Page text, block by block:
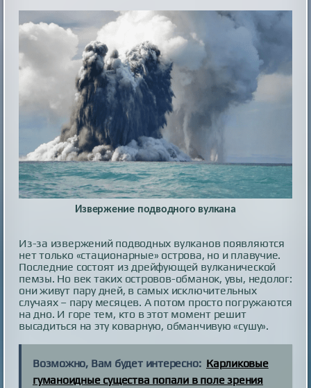
Извержение подводного вулкана
Из-за извержений подводных вулканов появляются
нет только «стационарные» острова, но и плавучие.
Последние состоят из дрейфующей вулканической
пемзы. Но век таких островов-обманок, увы, недолог:
они живут пару дней, в самых исключительных
случаях – пару месяцев. А потом просто погружаются
на дно. И горе тем, кто в этот момент решит
высадиться на эту коварную, обманчивую «сушу».
Возможно, Вам будет интересно: Карликовые
гуманоидные существа попали в поле зрения